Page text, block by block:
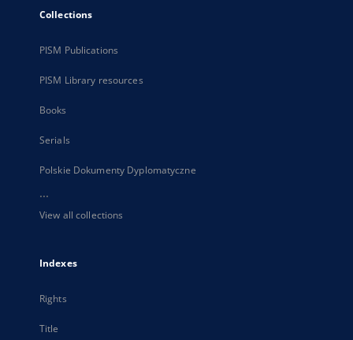
Collections
PISM Publications
PISM Library resources
Books
Serials
Polskie Dokumenty Dyplomatyczne
...
View all collections
Indexes
Rights
Title